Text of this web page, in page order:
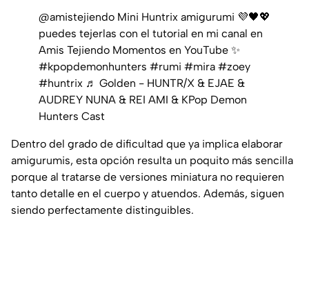
@amistejiendo Mini Huntrix amigurumi 💜🖤💖
puedes tejerlas con el tutorial en mi canal en
Amis Tejiendo Momentos en YouTube ✨️
#kpopdemonhunters #rumi #mira #zoey
#huntrix ♬ Golden - HUNTR/X & EJAE &
AUDREY NUNA & REI AMI & KPop Demon
Hunters Cast
Dentro del grado de dificultad que ya implica elaborar
amigurumis, esta opción resulta un poquito más sencilla
porque al tratarse de versiones miniatura no requieren
tanto detalle en el cuerpo y atuendos. Además, siguen
siendo perfectamente distinguibles.